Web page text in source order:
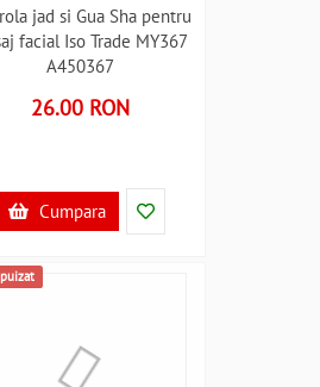
jad si Gua Sha pentru
facial Iso Trade MY367
A450367
26.00 RON
Cumpara